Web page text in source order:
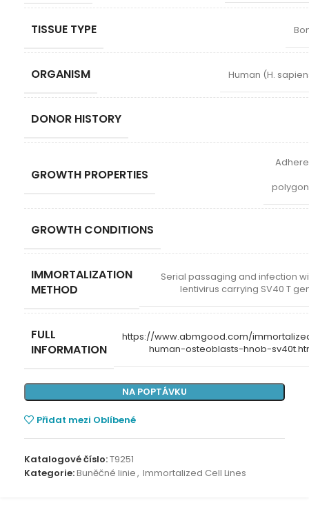
TISSUE TYPE
ORGANISM Human (H.
DONOR HISTORY
GROWTH PROPERTIES
GROWTH CONDITIONS
IMMORTALIZATION
METHOD
Serial passaging and infection
lentivirus carrying SV40 T
FULL
INFORMATION
https://www.abmgood.com/
human-osteoblasts-hnob-
NA POPTÁVKU
Přidat mezi Oblíbené
Katalogové číslo:T9251
Kategorie:Buněčné linie, Immortalized Cell Lines